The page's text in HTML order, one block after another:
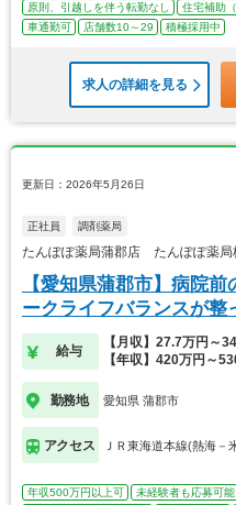
原則、引越しを伴う転勤なし
住宅補助
車通勤可
店舗数10～29 積極採用中
求人の詳細を見る
更新日：2026年5月26日
正社員 調剤薬局
たんぽぽ薬局蒲郡店 たんぽぽ薬局
【愛知県蒲郡市】病院
ークライフバランスが整
給与
【月収】27.7万円～
【年収】420万円～
勤務地 愛知県 蒲郡市
アクセス ＪＲ東海道本線(熱海－
年収500万円以上可 未経験者も応募可能